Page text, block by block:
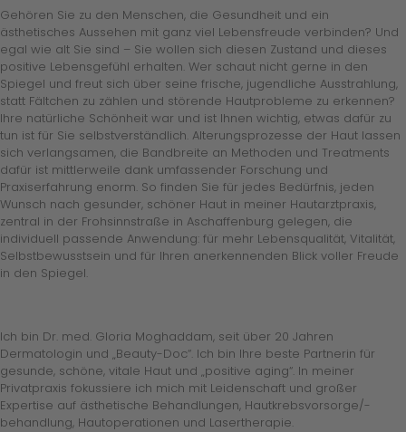
Gehören Sie zu den Menschen, die Gesundheit und ein
ästhetisches Aussehen mit ganz viel Lebensfreude verbinden? Und
egal wie alt Sie sind – Sie wollen sich diesen Zustand und dieses
positive Lebensgefühl erhalten. Wer schaut nicht gerne in den
Spiegel und freut sich über seine frische, jugendliche Ausstrahlung,
statt Fältchen zu zählen und störende Hautprobleme zu erkennen?
Ihre natürliche Schönheit war und ist Ihnen wichtig, etwas dafür zu
tun ist für Sie selbstverständlich. Alterungsprozesse der Haut lassen
sich verlangsamen, die Bandbreite an Methoden und Treatments
dafür ist mittlerweile dank umfassender Forschung und
Praxiserfahrung enorm. So finden Sie für jedes Bedürfnis, jeden
Wunsch nach gesunder, schöner Haut in meiner Hautarztpraxis,
zentral in der Frohsinnstraße in Aschaffenburg gelegen, die
individuell passende Anwendung: für mehr Lebensqualität, Vitalität,
Selbstbewusstsein und für Ihren anerkennenden Blick voller Freude
in den Spiegel.
Ich bin Dr. med. Gloria Moghaddam, seit über 20 Jahren
Dermatologin und „Beauty-Doc“. Ich bin Ihre beste Partnerin für
gesunde, schöne, vitale Haut und „positive aging“. In meiner
Privatpraxis fokussiere ich mich mit Leidenschaft und großer
Expertise auf ästhetische Behandlungen, Hautkrebsvorsorge/-
behandlung, Hautoperationen und Lasertherapie.